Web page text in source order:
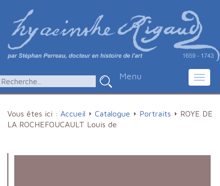
Menu
Vous êtes ici : Accueil Catalogue Portraits
ROYE DE
LA ROCHEFOUCAULT Louis de